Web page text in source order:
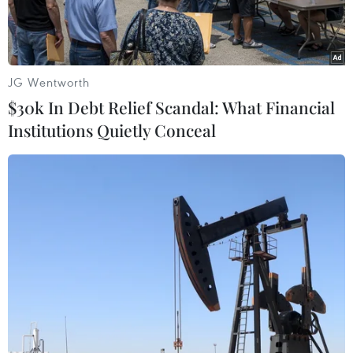
Tập đoàn An Phát và Công ty TLC của Hàn Quốc ký Hợp tác
nghiên cứu và sản xuất nguyên liệu sinh học phân hủy hoàn
toàn tại Hàn Quốc và Việt Nam. (Ảnh: Đức Duy/Vietnam+)
Ngày 19/6, tại Hàn Quốc, dưới sự chứng kiến
JG Wentworth
$30k In Debt Relief Scandal: What Financial
Institutions Quietly Conceal